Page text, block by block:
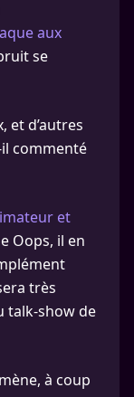
aux
se
et d’autres
commenté
et
Oops, il en
très
talk-show de
à coup